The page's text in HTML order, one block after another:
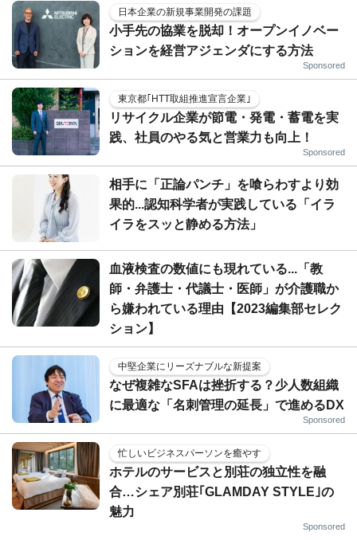
日本企業の新規事業開発の課題
小手先の協業を脱却！オープンイノベー
ションを経営アジェンダにする方法
Sponsored
東京都｢HTT取組推進宣言企業｣
リサイクル企業が節電・発電・蓄電を実
践、社員のやる気と営業力も向上！
Sponsored
相手に「正論パンチ」を喰らわすより効
果的...認知科学者が実践している「イラ
イラをスッと静める方法」
血液検査の数値にも現れている...「教
師・弁護士・代議士・医師」が介護職か
ら嫌われている理由【2023編集部セレク
ション】
中堅企業にリーズナブルな新提案
なぜ複雑なSFAは挫折する？少人数組織
に最適な「名刺管理の延長」で進めるDX
Sponsored
忙しいビジネスパーソンを癒やす
ホテルのサービスと別荘の独立性を融
合…シェア別荘｢GLAMDAY STYLE｣の
魅力
Sponsored